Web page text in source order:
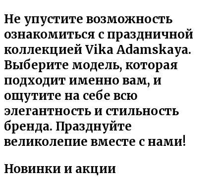
Не упустите возможность
ознакомиться с праздничной
коллекцией Vika Adamskaya.
Выберите модель, которая
подходит именно вам, и
ощутите на себе всю
элегантность и стильность
бренда. Празднуйте
великолепие вместе с нами!
Новинки и акции